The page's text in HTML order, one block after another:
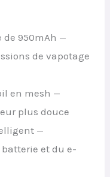
de 950mAh —
de vapotage
en mesh —
plus douce
—
et du e-